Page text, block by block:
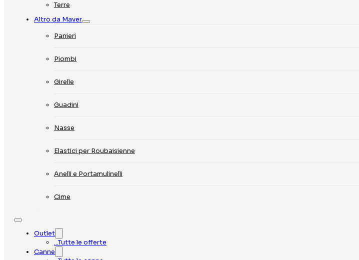
Terre
Altro da Maver
Panieri
Piombi
Girelle
Guadini
Nasse
Elastici per Roubaisienne
Anelli e Portamulinelli
Cime
Outlet
…Tutte le offerte
Canne